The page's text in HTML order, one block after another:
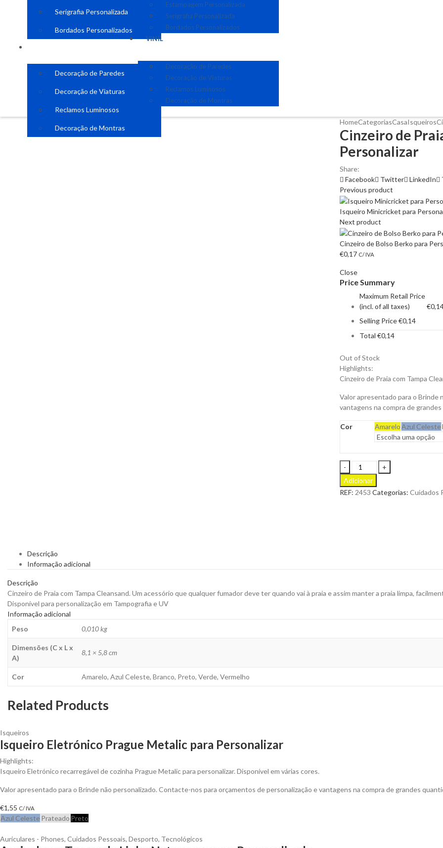
Serigrafia Personalizada
Bordados Personalizados
Decoração de Paredes
Decoração de Viaturas
Reclamos Luminosos
Decoração de Montras
Estampagem Personalizada
Serigrafia Personalizada
Bordados Personalizados
VINIL
Decoração de Paredes
Decoração de Viaturas
Reclamos Luminosos
Decoração de Montras
HomeCategoriasCasaIsqueiros
Cinzeiro de
Personalizar
Share:
Facebook
Twitter LinkedIn
Previous product
Isqueiro Minicricket para
Next product
Cinzeiro de Bolso Berko para
€0,17 C/ IVA
Close
Price Summary
Maximum Retail Price
(incl. of all taxes)
€
Selling Price€0,14
Total €0,14
Out of Stock
Highlights:
Cinzeiro de Praia com Tampa
Valor apresentado para o Brinde
vantagens na compra de
Cor AmareloAzul Celeste
Cinzeiro
de
Praia
com
Adicionar
REF: 2453 Categorias: Cuidados
Descrição
Informação adicional
Descrição
Cinzeiro de Praia com Tampa Cleansand. Um acessório que qualquer fumador deve ter quando vai à praia e assim manter a praia limpa,
Disponível para personalização em Tampografia e UV
Informação adicional
Peso
0,010 kg
Dimensões (C x L x
A)
8,1 × 5,8 cm
Cor Amarelo, Azul Celeste, Branco, Preto, Verde, Vermelho
Related Products
Isqueiros
Isqueiro Eletrónico Prague Metalic para Personalizar
Highlights:
Isqueiro Eletrónico recarregável de cozinha Prague Metalic para personalizar. Disponível em várias cores.
Valor apresentado para o Brinde não personalizado. Contacte-nos para orçamentos de personalização e vantagens na compra de grandes
€1,55 C/ IVA
Azul Celeste Prateado Preto
Auriculares - Phones, Cuidados Pessoais, Desporto, Tecnológicos